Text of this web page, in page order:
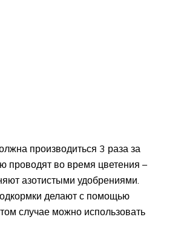
производиться 3 раза за
проводят во время цветения –
азотистыми удобрениями.
делают с помощью
случае можно использовать